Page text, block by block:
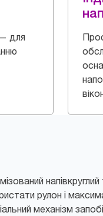
для
рулон і
механізм